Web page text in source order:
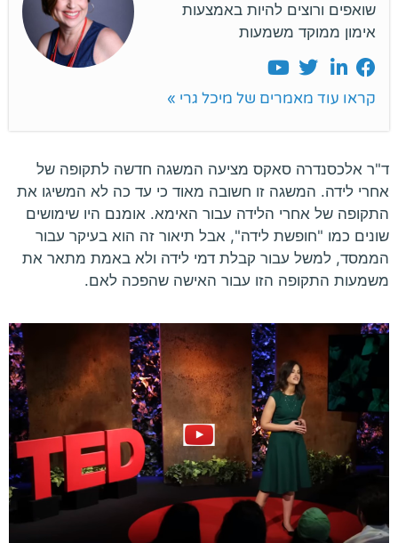
שואפים ורוצים להיות באמצעות
אימון ממוקד משמעות
קראו עוד מאמרים של מיכל גרי »
ד"ר אלכסנדרה סאקס מציעה המשגה חדשה לתקופה של
אחרי לידה. המשגה זו חשובה מאוד כי עד כה לא המשיגו את
התקופה של אחרי הלידה עבור האימא. אומנם היו שימושים
שונים כמו "חופשת לידה", אבל תיאור זה הוא בעיקר עבור
הממסד, למשל עבור קבלת דמי לידה ולא באמת מתאר את
משמעות התקופה הזו עבור האישה שהפכה לאם.